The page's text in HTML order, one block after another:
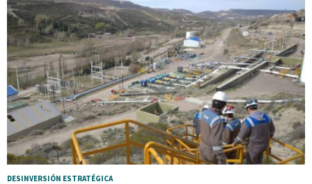
DESINVERSIÓN ESTRATÉGICA